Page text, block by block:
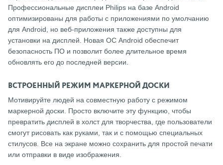
Профессиональные дисплеи Philips на базе Android
оптимизированы для работы с приложениями по умолчанию
для Android, но веб-приложения также доступны для
установки на дисплей. Новая ОС Android обеспечит
безопасность ПО и позволит более длительное время
обновлять его до последней версии.
ВСТРОЕННЫЙ РЕЖИМ МАРКЕРНОЙ ДОСКИ
Мотивируйте людей на совместную работу с режимом
маркерной доски. Просто включите эту функцию, чтобы
превратить дисплей в холст для творчества, где пользователи
смогут рисовать как руками, так и с помощью специальных
стилусов. Все на экране можно сохранить для простой печати
или отправки в виде изображения.